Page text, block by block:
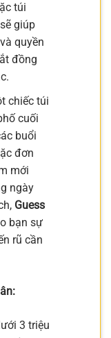
túi
giúp
quyền
đồng
chiếc túi
cuối
buổi
đơn
mới
ngày
Guess
bạn sự
rũ cần
3 triệu